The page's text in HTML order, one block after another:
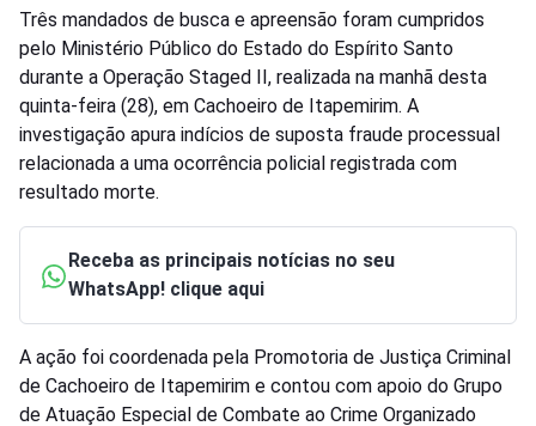
Três mandados de busca e apreensão foram cumpridos
pelo Ministério Público do Estado do Espírito Santo
durante a Operação Staged II, realizada na manhã desta
quinta-feira (28), em Cachoeiro de Itapemirim. A
investigação apura indícios de suposta fraude processual
relacionada a uma ocorrência policial registrada com
resultado morte.
Receba as principais notícias no seu
WhatsApp! clique aqui
A ação foi coordenada pela Promotoria de Justiça Criminal
de Cachoeiro de Itapemirim e contou com apoio do Grupo
de Atuação Especial de Combate ao Crime Organizado